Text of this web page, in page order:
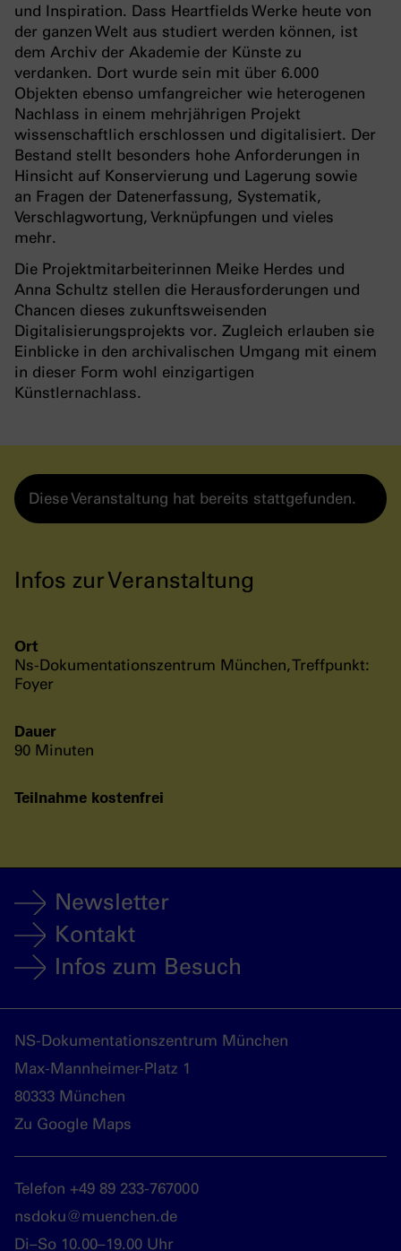
und Inspiration. Dass Heartfields Werke heute von
der ganzen Welt aus studiert werden können, ist
dem Archiv der Akademie der Künste zu
verdanken. Dort wurde sein mit über 6.000
Objekten ebenso umfangreicher wie heterogenen
Nachlass in einem mehrjährigen Projekt
wissenschaftlich erschlossen und digitalisiert. Der
Bestand stellt besonders hohe Anforderungen in
Hinsicht auf Konservierung und Lagerung sowie
an Fragen der Datenerfassung, Systematik,
Verschlagwortung, Verknüpfungen und vieles
mehr.
Die Projektmitarbeiterinnen Meike Herdes und
Anna Schultz stellen die Herausforderungen und
Chancen dieses zukunftsweisenden
Digitalisierungsprojekts vor. Zugleich erlauben sie
Einblicke in den archivalischen Umgang mit einem
in dieser Form wohl einzigartigen
Künstlernachlass.
Diese Veranstaltung hat bereits stattgefunden.
Infos zur Veranstaltung
Ort
Ns-Dokumentationszentrum München, Treffpunkt:
Foyer
Dauer
90 Minuten
Teilnahme kostenfrei
Newsletter
Kontakt
Infos zum Besuch
NS-Dokumentationszentrum München
Max-Mannheimer-Platz 1
80333 München
Zu Google Maps
Telefon +49 89 233-767000
nsdoku@muenchen.de
Di–So 10.00–19.00 Uhr